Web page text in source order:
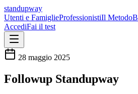
standupway
Utenti e FamiglieProfessionistiIl Metodo
AccediFai il test
28 maggio 2025
Followup Standupway